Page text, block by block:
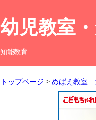
幼児教室
知能教育
トップページ > めばえ教室